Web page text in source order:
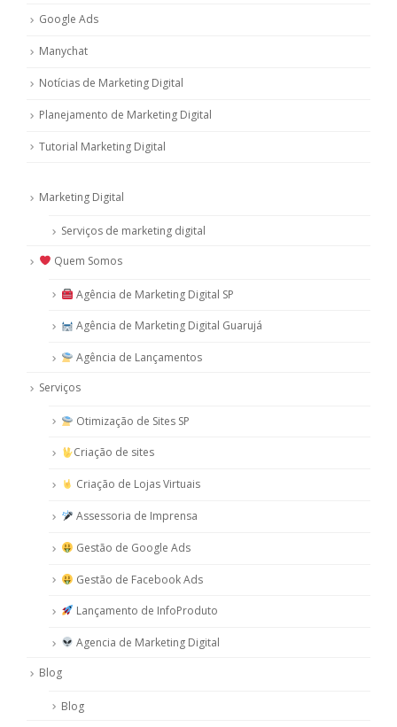
Google Ads
Manychat
Notícias de Marketing Digital
Planejamento de Marketing Digital
Tutorial Marketing Digital
Marketing Digital
Serviços de marketing digital
Quem Somos
Agência de Marketing Digital SP
Agência de Marketing Digital Guarujá
Agência de Lançamentos
Serviços
Otimização de Sites SP
Criação de sites
Criação de Lojas Virtuais
Assessoria de Imprensa
Gestão de Google Ads
Gestão de Facebook Ads
Lançamento de InfoProduto
Agencia de Marketing Digital
Blog
Blog